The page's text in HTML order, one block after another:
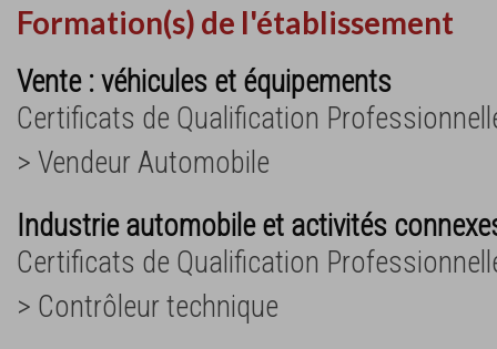
Formation(s) de l'établissement
Vente : véhicules et équipements
Certificats de Qualification
> Vendeur Automobile
Industrie automobile et activités
Certificats de Qualification
> Contrôleur technique